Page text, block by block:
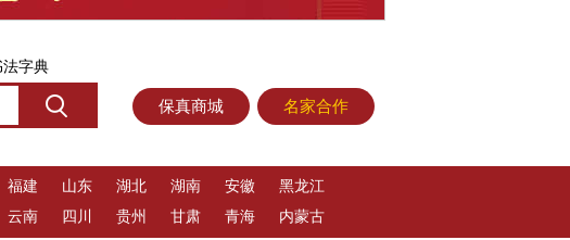
法字典
保真商城 名家合作
福建 山东 湖北 湖南 安徽
黑龙江
云南 四川 贵州 甘肃 青海 内蒙古